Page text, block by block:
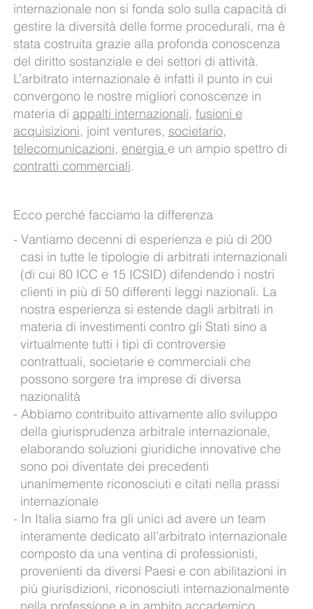
internazionale non si fonda solo sulla capacità di
gestire la diversità delle forme procedurali, ma è
stata costruita grazie alla profonda conoscenza
del diritto sostanziale e dei settori di attività.
L’arbitrato internazionale è infatti il punto in cui
convergono le nostre migliori conoscenze in
materia di appalti internazionali, fusioni e
acquisizioni, joint ventures, societario,
telecomunicazioni, energia e un ampio spettro di
contratti commerciali.
Ecco perché facciamo la differenza
Vantiamo decenni di esperienza e più di 200
casi in tutte le tipologie di arbitrati internazionali
(di cui 80 ICC e 15 ICSID) difendendo i nostri
clienti in più di 50 differenti leggi nazionali. La
nostra esperienza si estende dagli arbitrati in
materia di investimenti contro gli Stati sino a
virtualmente tutti i tipi di controversie
contrattuali, societarie e commerciali che
possono sorgere tra imprese di diversa
nazionalità
Abbiamo contribuito attivamente allo sviluppo
della giurisprudenza arbitrale internazionale,
elaborando soluzioni giuridiche innovative che
sono poi diventate dei precedenti
unanimemente riconosciuti e citati nella prassi
internazionale
In Italia siamo fra gli unici ad avere un team
interamente dedicato all’arbitrato internazionale
composto da una ventina di professionisti,
provenienti da diversi Paesi e con abilitazioni in
più giurisdizioni, riconosciuti internazionalmente